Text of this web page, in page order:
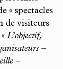
« spectacles
de visiteurs
L’objectif,
–
–